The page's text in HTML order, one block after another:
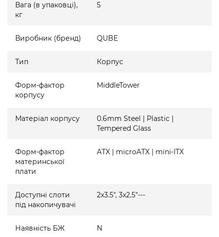
Вага (в упаковці),
кг
5
Виробник (бренд) QUBE
Тип Корпус
Форм-фактор
корпусу
MiddleTower
Матеріал корпусу
0.6mm Steel | Plastic |
Tempered Glass
Форм-фактор
материнської
плати
ATX | microATX | mini-ITX
Доступні слоти
під накопичувачі
2x3.5", 3x2.5"---
Наявність БЖ N